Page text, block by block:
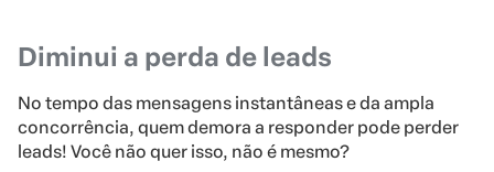
Diminui a perda de leads
No tempo das mensagens instantâneas e da ampla
concorrência, quem demora a responder pode perder
leads! Você não quer isso, não é mesmo?